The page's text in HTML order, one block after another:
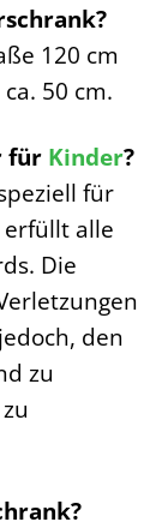
120 cm
50 cm.
für Kinder?
für
alle
Die
den
zu